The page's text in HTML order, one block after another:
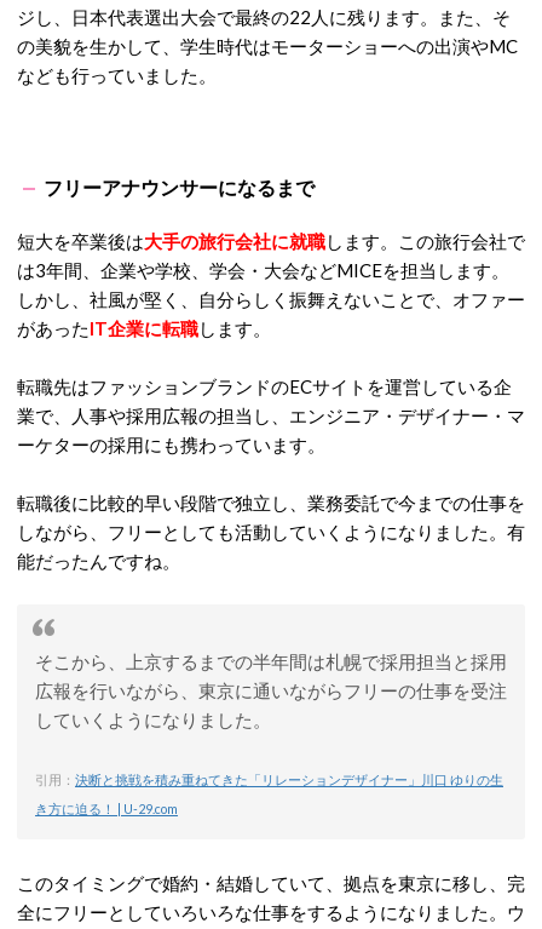
ジし、日本代表選出大会で最終の22人に残ります。また、そ
の美貌を生かして、学生時代はモーターショーへの出演やMC
なども行っていました。
フリーアナウンサーになるまで
短大を卒業後は大手の旅行会社に就職します。この旅行会社で
は3年間、企業や学校、学会・大会などMICEを担当します。
しかし、社風が堅く、自分らしく振舞えないことで、オファー
があったIT企業に転職します。
転職先はファッションブランドのECサイトを運営している企
業で、人事や採用広報の担当し、エンジニア・デザイナー・マ
ーケターの採用にも携わっています。
転職後に比較的早い段階で独立し、業務委託で今までの仕事を
しながら、フリーとしても活動していくようになりました。有
能だったんですね。
そこから、上京するまでの半年間は札幌で採用担当と採用
広報を行いながら、東京に通いながらフリーの仕事を受注
していくようになりました。
引用： 決断と挑戦を積み重ねてきた「リレーションデザイナー」川口 ゆりの生
き方に迫る！ | U-29.com
このタイミングで婚約・結婚していて、拠点を東京に移し、完
全にフリーとしていろいろな仕事をするようになりました。ウ